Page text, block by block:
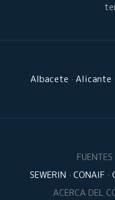
Albacete · Alicante
SEWERIN · CONAIF ·
ACERCA DEL